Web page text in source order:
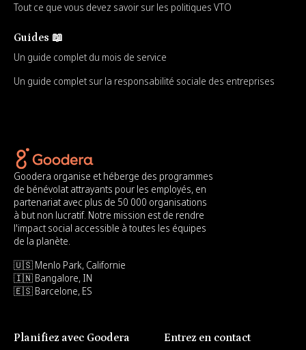
Tout ce que vous devez savoir sur les politiques VTO
Guides 📖
Un guide complet du mois de service
Un guide complet sur la responsabilité sociale des entreprises
Goodera organise et héberge des programmes
de bénévolat attrayants pour les employés, en
partenariat avec plus de 50 000 organisations
à but non lucratif. Notre mission est de rendre
l'impact social accessible à toutes les équipes
de la planète.
🇺🇸 Menlo Park, Californie
🇮🇳 Bangalore, IN
🇪🇸 Barcelone, ES
Planifiez avec Goodera Entrez en contact